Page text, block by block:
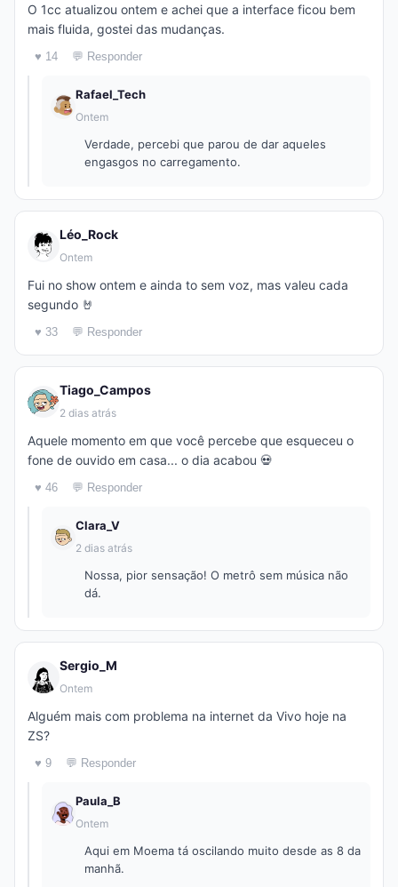
O 1cc atualizou ontem e achei que a interface ficou bem
mais fluida, gostei das mudanças.
♥ 14 💬 Responder
Rafael_Tech
Ontem
Verdade, percebi que parou de dar aqueles
engasgos no carregamento.
Léo_Rock
Ontem
Fui no show ontem e ainda to sem voz, mas valeu cada
segundo 🤘
♥ 33 💬 Responder
Tiago_Campos
2 dias atrás
Aquele momento em que você percebe que esqueceu o
fone de ouvido em casa... o dia acabou 💀
♥ 46 💬 Responder
Clara_V
2 dias atrás
Nossa, pior sensação! O metrô sem música não
dá.
Sergio_M
Ontem
Alguém mais com problema na internet da Vivo hoje na
ZS?
♥ 9 💬 Responder
Paula_B
Ontem
Aqui em Moema tá oscilando muito desde as 8 da
manhã.